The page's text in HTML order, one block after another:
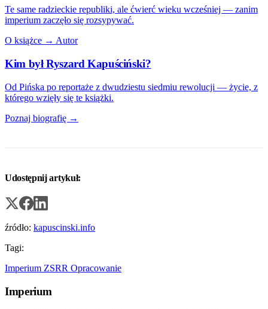
Te same radzieckie republiki, ale ćwierć wieku wcześniej — zanim
imperium zaczęło się rozsypywać.
O książce → Autor
Kim był Ryszard Kapuściński?
Od Pińska po reportaże z dwudziestu siedmiu rewolucji — życie, z
którego wzięły się te książki.
Poznaj biografię →
Udostępnij artykuł:
źródło: kapuscinski.info
Tagi:
Imperium ZSRR Opracowanie
Imperium